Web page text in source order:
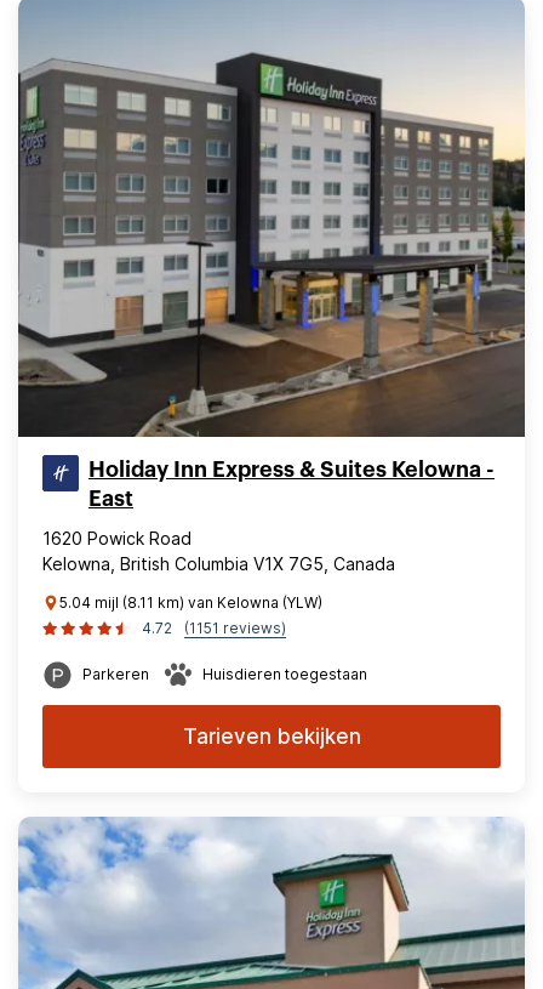
Holiday Inn Express & Suites Kelowna -
East
1620 Powick Road
Kelowna, British Columbia V1X 7G5, Canada
5.04 mijl (8.11 km) van Kelowna (YLW)
4.72
(1151 reviews)
Parkeren Huisdieren toegestaan
Tarieven bekijken